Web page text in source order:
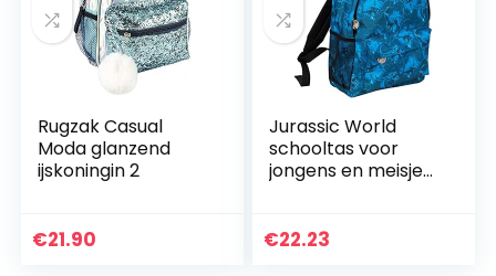
Rugzak Casual
Moda glanzend
ijskoningin 2
€21.90
Jurassic World
schooltas voor
jongens en meisjes,
school rugzak
€22.23